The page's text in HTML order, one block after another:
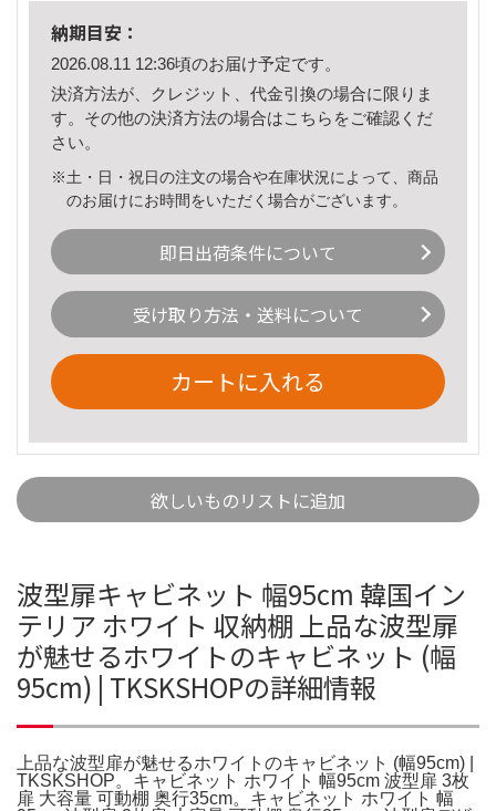
納期目安：
2026.08.11 12:36頃のお届け予定です。
決済方法が、クレジット、代金引換の場合に限りま
す。その他の決済方法の場合はこちら をご確認くだ
さい。
※土・日・祝日の注文の場合や在庫状況によって、商品
のお届けにお時間をいただく場合がございます。
即日出荷条件について
受け取り方法・送料について
カートに入れる
欲しいものリストに追加
波型扉キャビネット 幅95cm 韓国イン
テリア ホワイト 収納棚 上品な波型扉
が魅せるホワイトのキャビネット (幅
95cm) | TKSKSHOPの詳細情報
上品な波型扉が魅せるホワイトのキャビネット (幅95cm) |
TKSKSHOP。キャビネット ホワイト 幅95cm 波型扉 3枚
扉 大容量 可動棚 奥行35cm。キャビネット ホワイト 幅